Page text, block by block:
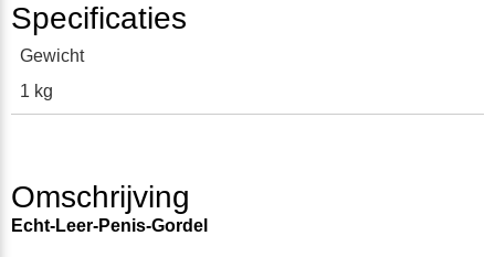
Specificaties
Gewicht
1 kg
Omschrijving
Echt-Leer-Penis-Gordel